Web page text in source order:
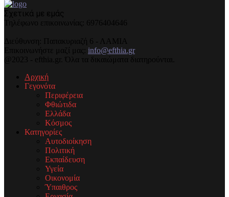
Σχετικά με εμάς
Τηλέφωνo επικοινωνίας: 6976404646
Διεύθυνση: Παπακυριαζή 6 - ΛΑΜΙΑ
Επικοινωνήστε μαζί μας: info@efthia.gr
@2023 - efthia.gr. Όλα τα δικαιώματα διατηρούνται.
Αρχική
Γεγονότα
Περιφέρεια
Φθιώτιδα
Ελλάδα
Κόσμος
Κατηγορίες
Αυτοδιοίκηση
Πολιτική
Εκπαίδευση
Υγεία
Οικονομία
Ύπαιθρος